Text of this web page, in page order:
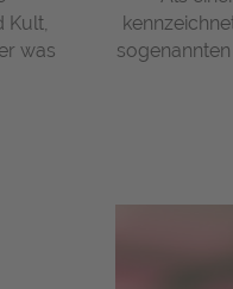
Kult,
was